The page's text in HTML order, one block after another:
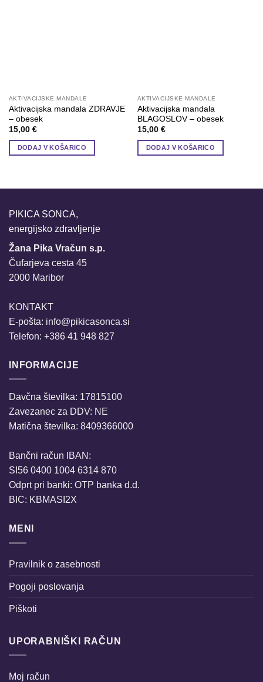
AKTIVACIJSKE MANDALE
Aktivacijska mandala ZDRAVJE
– obesek
15,00 €
DODAJ V KOŠARICO
AKTIVACIJSKE MANDALE
Aktivacijska mandala
BLAGOSLOV – obesek
15,00 €
DODAJ V KOŠARICO
PIKICA SONCA,
energijsko zdravljenje
Žana Pika Vračun s.p.
Čufarjeva cesta 45
2000 Maribor
KONTAKT
E-pošta: info@pikicasonca.si
Telefon: +386 41 948 827
INFORMACIJE
Davčna številka: 17815100
Zavezanec za DDV: NE
Matična številka: 8409366000
Bančni račun IBAN:
SI56 0400 1004 6314 870
Odprt pri banki: OTP banka d.d.
BIC: KBMASI2X
MENI
Pravilnik o zasebnosti
Pogoji poslovanja
Piškoti
UPORABNIŠKI RAČUN
Moj račun